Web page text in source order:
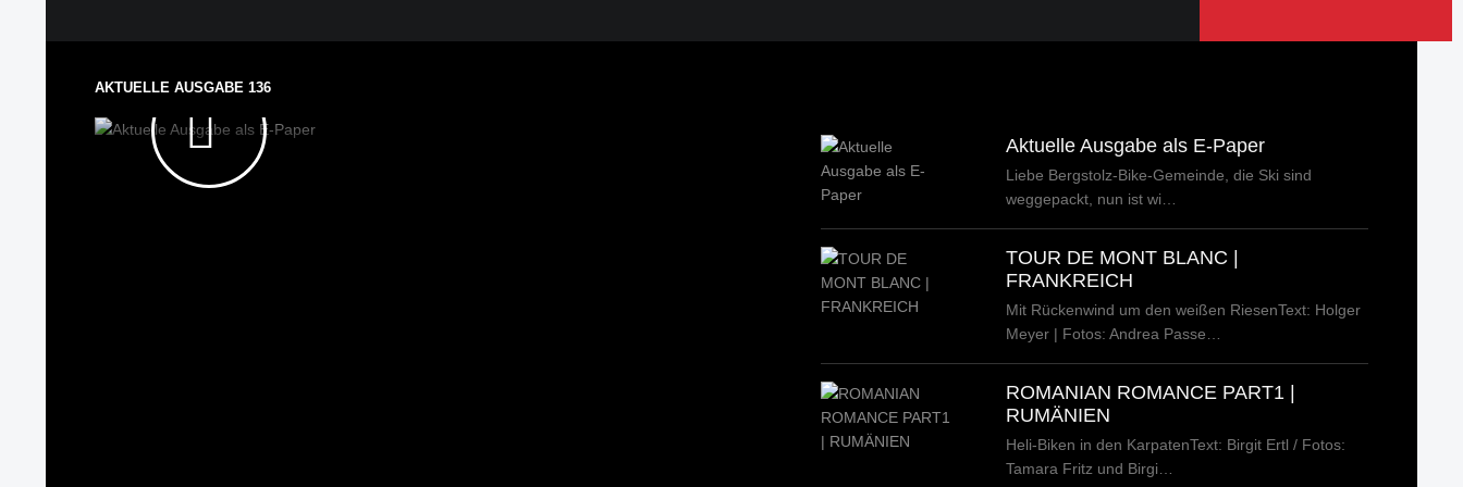
AKTUELLE AUSGABE 136
PAPER
Aktuelle Ausgabe als E-Paper
Liebe Bergstolz-Bike-Gemeinde, die Ski sind
weggepackt, nun ist wi…
TOUR DE MONT BLANC |
FRANKREICH
Mit Rückenwind um den weißen RiesenText: Holger
Meyer | Fotos: Andrea Passe…
ROMANIAN ROMANCE PART1 |
RUMÄNIEN
Heli-Biken in den KarpatenText: Birgit Ertl / Fotos:
Tamara Fritz und Birgi…